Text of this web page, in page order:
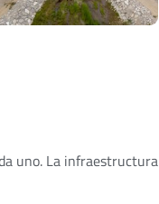
uno. La infraestructura